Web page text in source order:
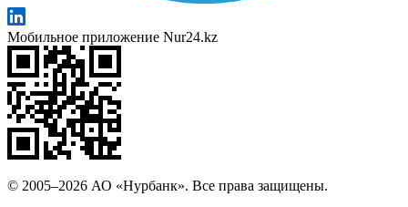
Мобильное приложение Nur24.kz
© 2005–2026 АО «Нурбанк». Все права защищены.